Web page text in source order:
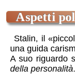
aspetti
Stalin, il
una guida
A suo riguardo
della personalità.